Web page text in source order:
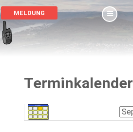
MELDUNG
Terminkalender